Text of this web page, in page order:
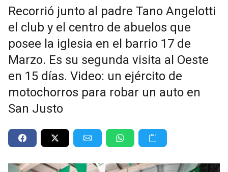
Recorrió junto al padre Tano Angelotti
el club y el centro de abuelos que
posee la iglesia en el barrio 17 de
Marzo. Es su segunda visita al Oeste
en 15 días. Video: un ejército de
motochorros para robar un auto en
San Justo